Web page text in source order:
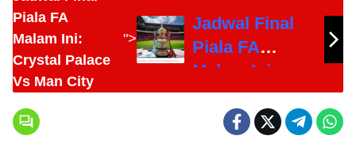
Piala FA
Malam Ini:
Crystal Palace
Vs Man City
">
Jadwal Final
Piala FA
Malam Ini:
Crystal Palace
Vs Man City